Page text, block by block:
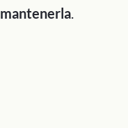
mantenerla